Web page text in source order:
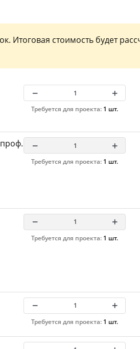
Итоговая стоимость будет
− +
Требуется для проекта: 1 шт.
− +
Требуется для проекта: 1 шт.
− +
Требуется для проекта: 1 шт.
− +
Требуется для проекта: 1 шт.